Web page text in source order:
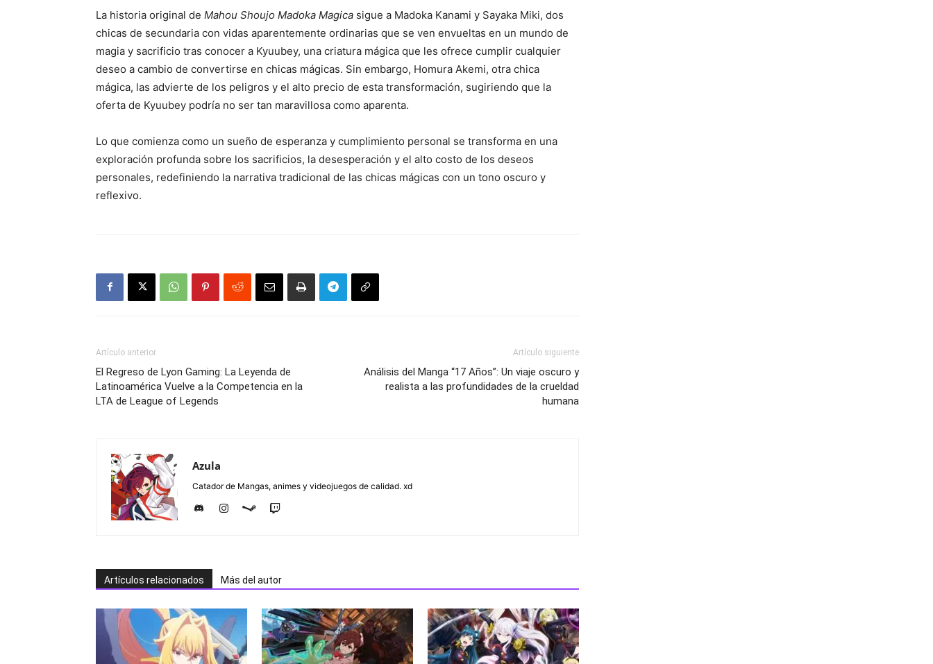
La historia original de Mahou Shoujo Madoka Magica sigue a Madoka Kanami y Sayaka Miki, dos
chicas de secundaria con vidas aparentemente ordinarias que se ven envueltas en un mundo de
magia y sacrificio tras conocer a Kyuubey, una criatura mágica que les ofrece cumplir cualquier
deseo a cambio de convertirse en chicas mágicas. Sin embargo, Homura Akemi, otra chica
mágica, las advierte de los peligros y el alto precio de esta transformación, sugiriendo que la
oferta de Kyuubey podría no ser tan maravillosa como aparenta.
Lo que comienza como un sueño de esperanza y cumplimiento personal se transforma en una
exploración profunda sobre los sacrificios, la desesperación y el alto costo de los deseos
personales, redefiniendo la narrativa tradicional de las chicas mágicas con un tono oscuro y
reflexivo.
Artículo anterior
El Regreso de Lyon Gaming: La Leyenda de
Latinoamérica Vuelve a la Competencia en la
LTA de League of Legends
Artículo siguiente
Análisis del Manga “17 Años”: Un viaje oscuro y
realista a las profundidades de la crueldad
humana
Azula
Catador de Mangas, animes y videojuegos de calidad. xd
Artículos relacionados Más del autor